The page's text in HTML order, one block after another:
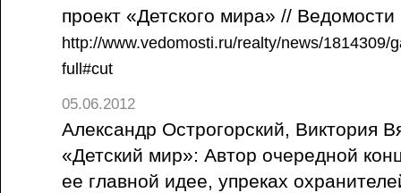
проект «Детского мира» //
http://www.vedomosti.ru/realty/news/
full#cut
05.06.2012
Александр Острогорский, Виктория
«Детский мир»: Автор очередной
ее главной идее, упреках